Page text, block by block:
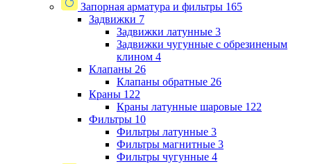
Запорная арматура и фильтры 165
Задвижки 7
Задвижки латунные 3
Задвижки чугунные с обрезиненым
клином 4
Клапаны 26
Клапаны обратные 26
Краны 122
Краны латунные шаровые 122
Фильтры 10
Фильтры латунные 3
Фильтры магнитные 3
Фильтры чугунные 4